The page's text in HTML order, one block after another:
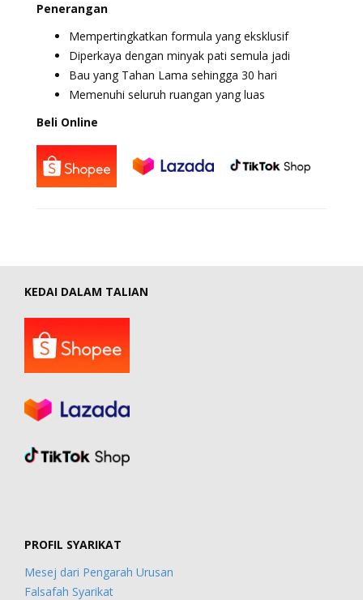
Penerangan
Mempertingkatkan formula yang eksklusif
Diperkaya dengan minyak pati semula jadi
Bau yang Tahan Lama sehingga 30 hari
Memenuhi seluruh ruangan yang luas
Beli Online
KEDAI DALAM TALIAN
PROFIL SYARIKAT
Mesej dari Pengarah Urusan
Falsafah Syarikat